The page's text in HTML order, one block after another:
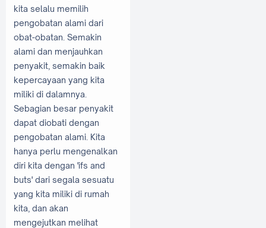
kita selalu memilih
pengobatan alami dari
obat-obatan. Semakin
alami dan menjauhkan
penyakit, semakin baik
kepercayaan yang kita
miliki di dalamnya.
Sebagian besar penyakit
dapat diobati dengan
pengobatan alami. Kita
hanya perlu mengenalkan
diri kita dengan 'ifs and
buts' dari segala sesuatu
yang kita miliki di rumah
kita, dan akan
mengejutkan melihat